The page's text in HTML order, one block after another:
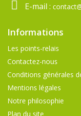
E-mail :
Informations
Les points-relais
Contactez-nous
Conditions générales
Mentions légales
Notre philosophie
Plan du site